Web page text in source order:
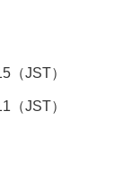
（JST）
（JST）